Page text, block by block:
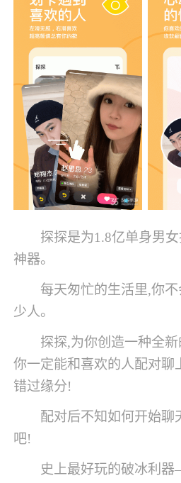
探探是为1.8亿单身男
神器。
每天匆忙的生活里,你
少人。
探探,为你创造一种全
你一定能和喜欢的人配对聊
错过缘分!
配对后不知如何开始聊
吧!
史上最好玩的破冰利